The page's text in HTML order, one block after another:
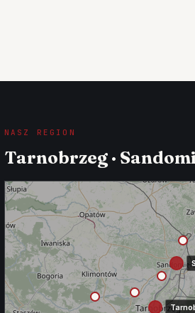
NASZ REGION
Tarnobrzeg ·